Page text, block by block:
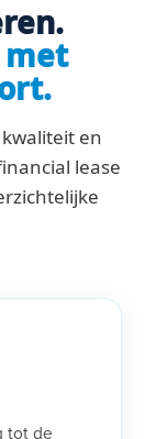
met
en
lease
tot de